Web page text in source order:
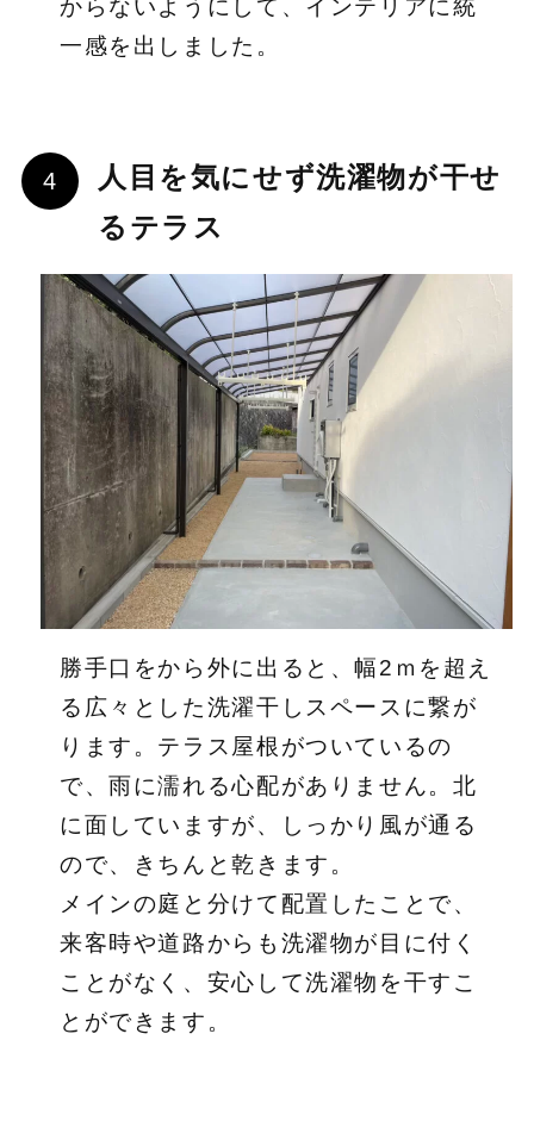
からないようにして、インテリアに統
一感を出しました。
人目を気にせず洗濯物が干せ
るテラス
勝手口をから外に出ると、幅2ｍを超え
る広々とした洗濯干しスペースに繋が
ります。テラス屋根がついているの
で、雨に濡れる心配がありません。北
に面していますが、しっかり風が通る
ので、きちんと乾きます。
メインの庭と分けて配置したことで、
来客時や道路からも洗濯物が目に付く
ことがなく、安心して洗濯物を干すこ
とができます。